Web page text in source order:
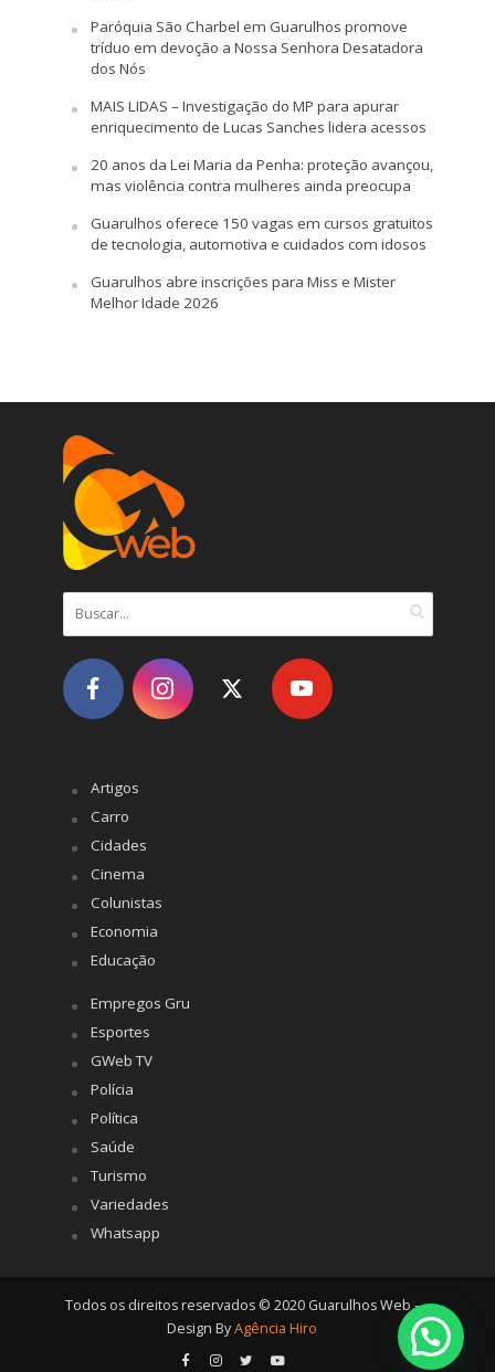
Paróquia São Charbel em Guarulhos promove
tríduo em devoção a Nossa Senhora Desatadora
dos Nós
MAIS LIDAS – Investigação do MP para apurar
enriquecimento de Lucas Sanches lidera acessos
20 anos da Lei Maria da Penha: proteção avançou,
mas violência contra mulheres ainda preocupa
Guarulhos oferece 150 vagas em cursos gratuitos
de tecnologia, automotiva e cuidados com idosos
Guarulhos abre inscrições para Miss e Mister
Melhor Idade 2026
Artigos
Carro
Cidades
Cinema
Colunistas
Economia
Educação
Empregos Gru
Esportes
GWeb TV
Polícia
Política
Saúde
Turismo
Variedades
Whatsapp
Todos os direitos reservados © 2020 Guarulhos Web -
Design ByAgência Hiro